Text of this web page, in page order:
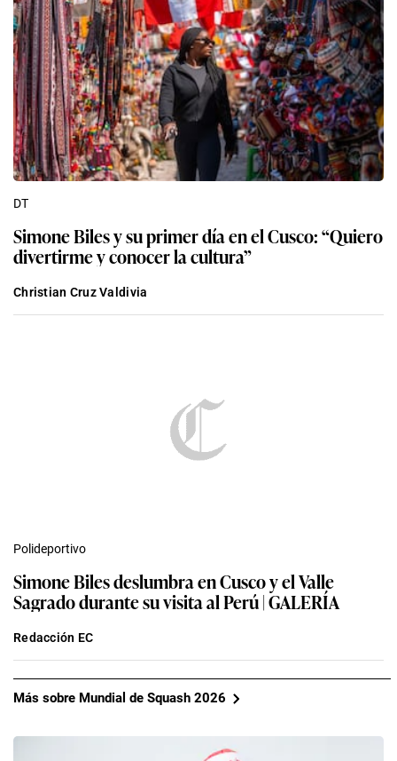
DT
Simone Biles y su primer día en el Cusco: “Quiero
divertirme y conocer la cultura”
Christian Cruz Valdivia
Polideportivo
Simone Biles deslumbra en Cusco y el Valle
Sagrado durante su visita al Perú | GALERÍA
Redacción EC
Más sobre Mundial de Squash 2026